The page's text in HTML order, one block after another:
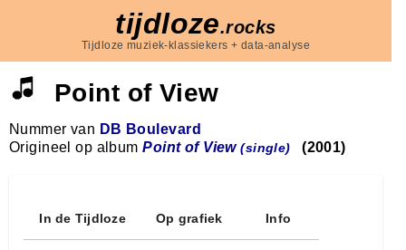
tijdloze.rocks
Tijdloze muziek-klassiekers + data-analyse
Point of View
Nummer van DB Boulevard
Origineel op albumPoint of View(single) (2001)
In de Tijdloze Op grafiek Info